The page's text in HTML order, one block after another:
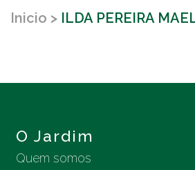
Inicio ILDA PEREIRA
O Jardim
Quem somos